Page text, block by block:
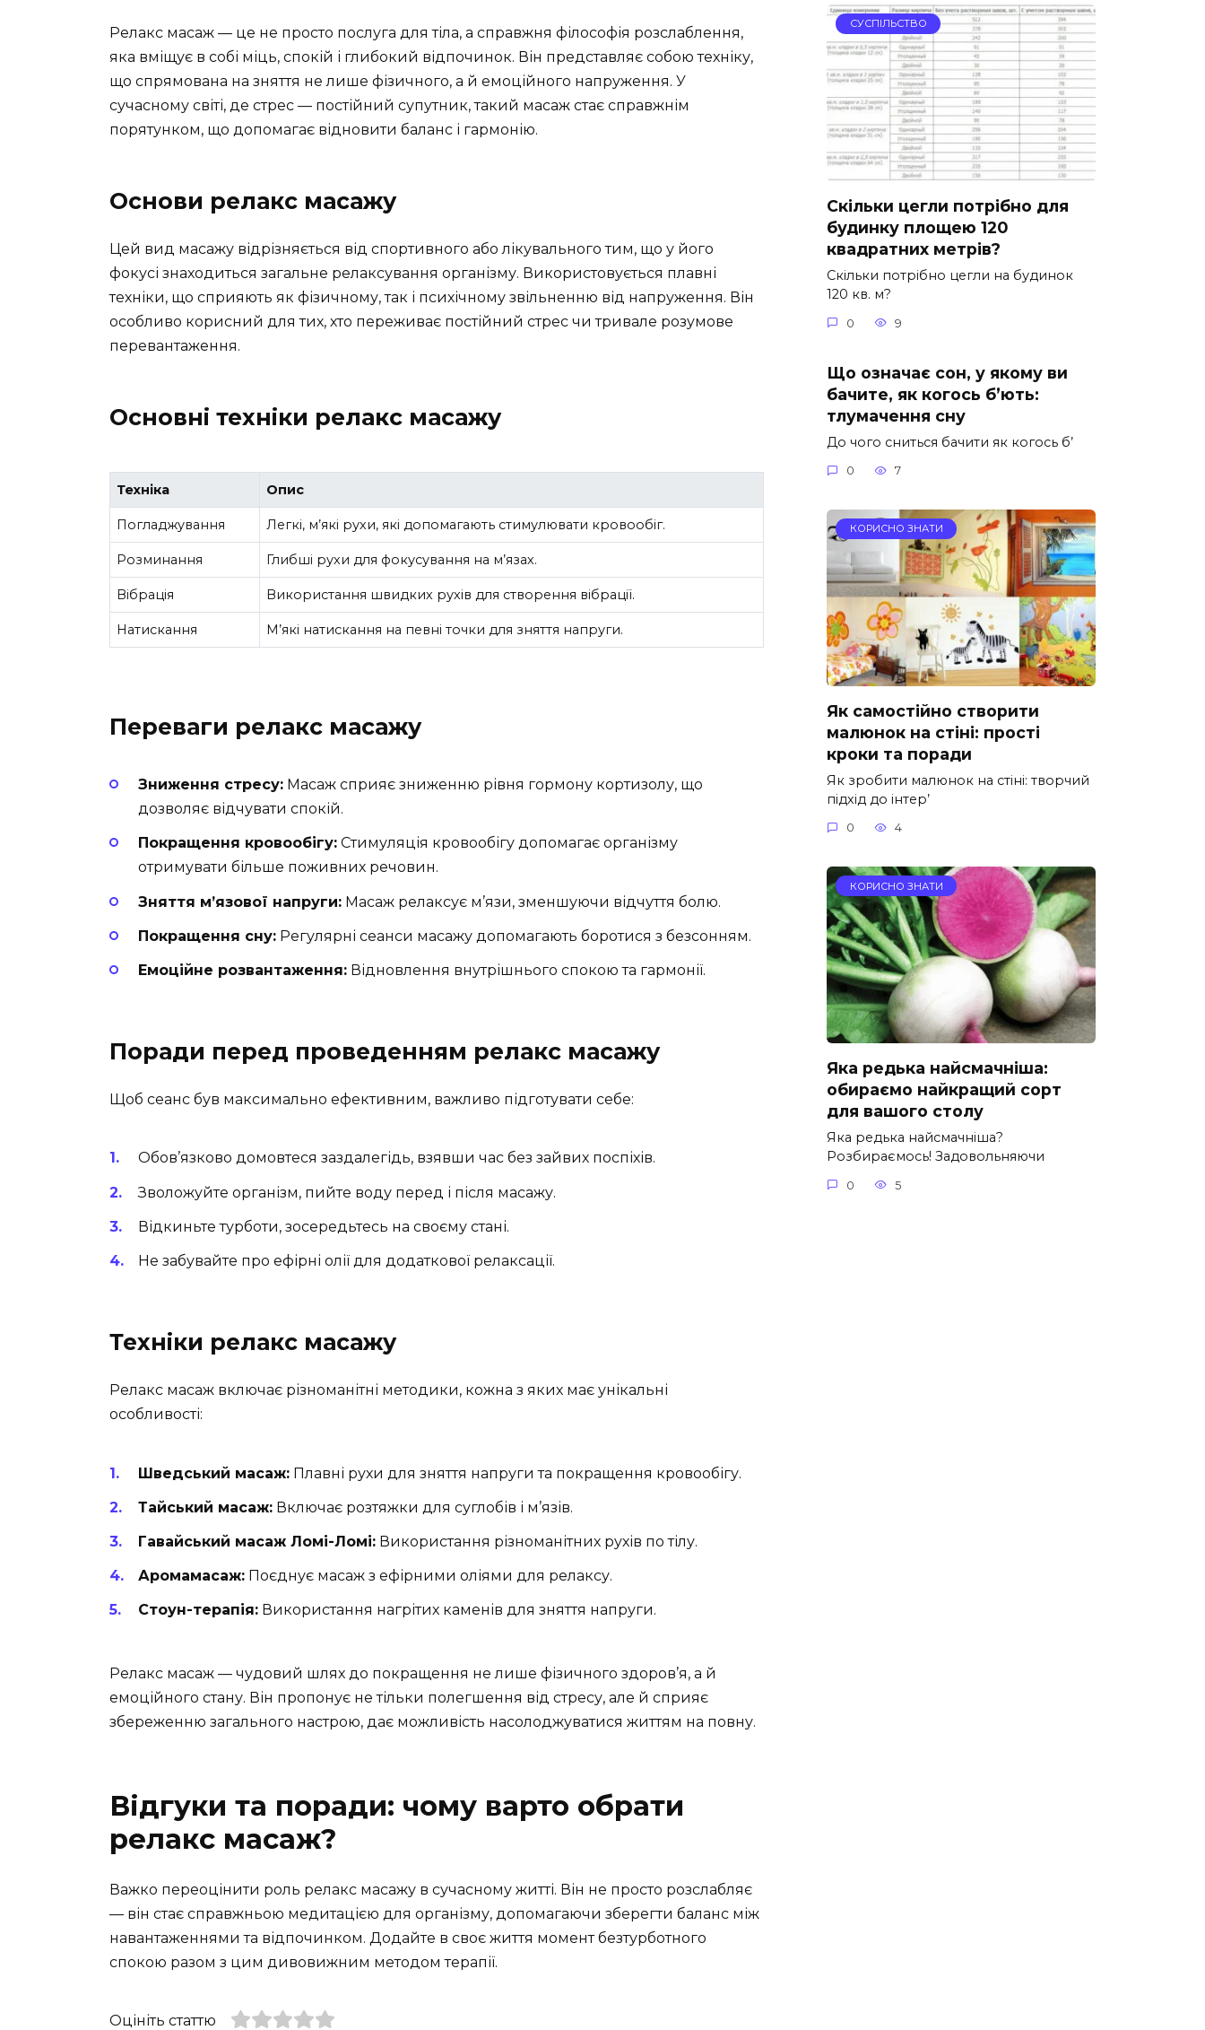
Релакс масаж — це не просто послуга для тіла, а справжня філософія розслаблення,
яка вміщує в собі міць, спокій і глибокий відпочинок. Він представляє собою техніку,
що спрямована на зняття не лише фізичного, а й емоційного напруження. У
сучасному світі, де стрес — постійний супутник, такий масаж стає справжнім
порятунком, що допомагає відновити баланс і гармонію.
Основи релакс масажу
Цей вид масажу відрізняється від спортивного або лікувального тим, що у його
фокусі знаходиться загальне релаксування організму. Використовується плавні
техніки, що сприяють як фізичному, так і психічному звільненню від напруження. Він
особливо корисний для тих, хто переживає постійний стрес чи тривале розумове
перевантаження.
Основні техніки релакс масажу
Техніка Опис
Погладжування Легкі, м’які рухи, які допомагають стимулювати кровообіг.
Розминання Глибші рухи для фокусування на м’язах.
Вібрація Використання швидких рухів для створення вібрації.
Натискання М’які натискання на певні точки для зняття напруги.
Переваги релакс масажу
Зниження стресу: Масаж сприяє зниженню рівня гормону кортизолу, що
дозволяє відчувати спокій.
Покращення кровообігу: Стимуляція кровообігу допомагає організму
отримувати більше поживних речовин.
Зняття м’язової напруги: Масаж релаксує м’язи, зменшуючи відчуття болю.
Покращення сну: Регулярні сеанси масажу допомагають боротися з безсонням.
Емоційне розвантаження: Відновлення внутрішнього спокою та гармонії.
Поради перед проведенням релакс масажу
Щоб сеанс був максимально ефективним, важливо підготувати себе:
Обов’язково домовтеся заздалегідь, взявши час без зайвих поспіхів.
Зволожуйте організм, пийте воду перед і після масажу.
Відкиньте турботи, зосередьтесь на своєму стані.
Не забувайте про ефірні олії для додаткової релаксації.
Техніки релакс масажу
Релакс масаж включає різноманітні методики, кожна з яких має унікальні
особливості:
Шведський масаж: Плавні рухи для зняття напруги та покращення кровообігу.
Тайський масаж: Включає розтяжки для суглобів і м’язів.
Гавайський масаж Ломі-Ломі: Використання різноманітних рухів по тілу.
Аромамасаж: Поєднує масаж з ефірними оліями для релаксу.
Стоун-терапія: Використання нагрітих каменів для зняття напруги.
Релакс масаж — чудовий шлях до покращення не лише фізичного здоров’я, а й
емоційного стану. Він пропонує не тільки полегшення від стресу, але й сприяє
збереженню загального настрою, дає можливість насолоджуватися життям на повну.
Відгуки та поради: чому варто обрати
релакс масаж?
Важко переоцінити роль релакс масажу в сучасному житті. Він не просто розслабляє
— він стає справжньою медитацією для організму, допомагаючи зберегти баланс між
навантаженнями та відпочинком. Додайте в своє життя момент безтурботного
спокою разом з цим дивовижним методом терапії.
Оцініть статтю
СУСПІЛЬСТВО
Скільки цегли потрібно для
будинку площею 120
квадратних метрів?
Скільки потрібно цегли на будинок
120 кв. м?
0 9
Що означає сон, у якому ви
бачите, як когось б’ють:
тлумачення сну
До чого сниться бачити як когось б’
0 7
КОРИСНО ЗНАТИ
Як самостійно створити
малюнок на стіні: прості
кроки та поради
Як зробити малюнок на стіні: творчий
підхід до інтер’
0 4
КОРИСНО ЗНАТИ
Яка редька найсмачніша:
обираємо найкращий сорт
для вашого столу
Яка редька найсмачніша?
Розбираємось! Задовольняючи
0 5